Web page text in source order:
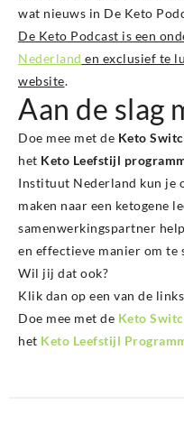
wat nieuws in De Keto
De Keto Podcast is een
Nederland en exclusief te
website.
Aan de slag
Doe mee met de Keto
het Keto Leefstijl
Instituut Nederland kun je
maken naar een ketogene
samenwerkingspartner
en effectieve manier om te
Wil jij dat ook?
Klik dan op een van de
Doe mee met de Keto
het Keto Leefstijl